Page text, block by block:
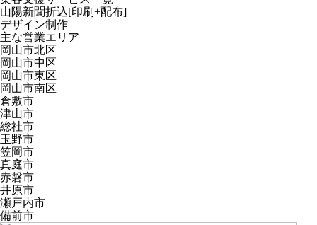
山陽新聞折込[印刷+配布]
デザイン制作
主な営業エリア
岡山市北区
岡山市中区
岡山市東区
岡山市南区
倉敷市
津山市
総社市
玉野市
笠岡市
真庭市
赤磐市
井原市
瀬戸内市
備前市